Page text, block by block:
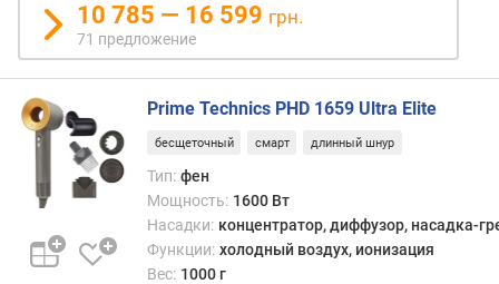
о
к
о
л
и
ч
у
п
10 785 — 16 599 грн.
71 предложение
Prime Technics PHD 1659 Ultra Elite
бесщеточный смарт длинный шнур
Тип: фен
Мощность: 1600 Вт
Насадки: концентратор, диффузор, насадка-
Функции: холодный воздух, ионизация
Вес: 1000 г